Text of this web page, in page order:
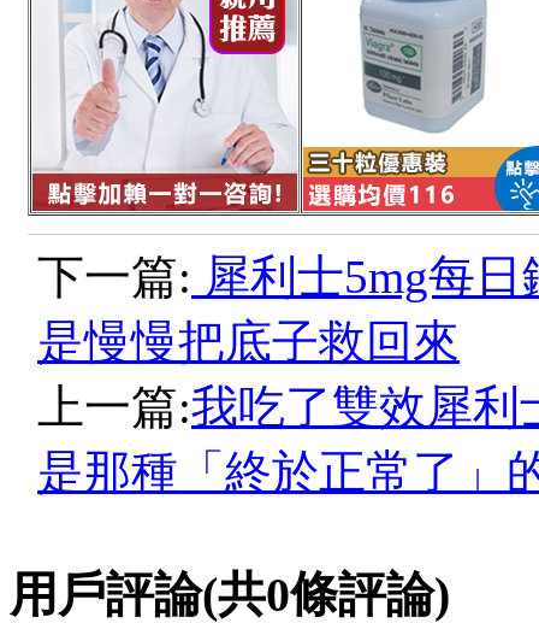
下一篇: 犀利士5mg每
是慢慢把底子救回來
上一篇:我吃了雙效犀利
是那種「終於正常了」
用戶評論(共0條評論)